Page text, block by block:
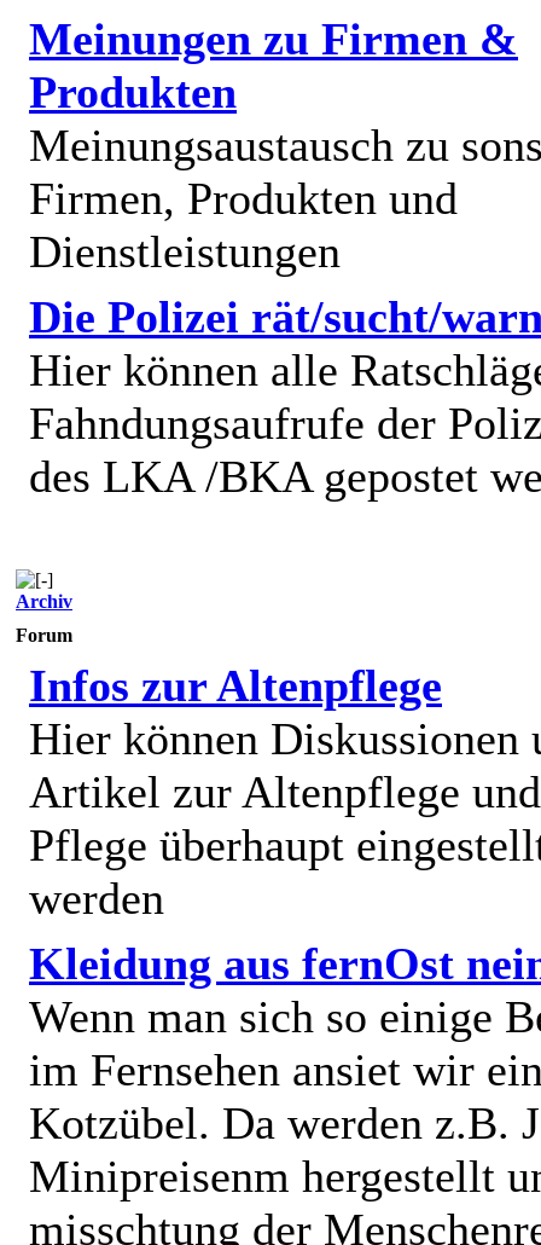
Meinungen zu Firmen &
Produkten
Meinungsaustausch zu
Firmen, Produkten und
Dienstleistungen
Die Polizei rät/sucht/
Hier können alle
Fahndungsaufrufe der
des LKA /BKA gepostet
Archiv
Forum
Infos zur Altenpflege
Hier können Diskussionen
Artikel zur Altenpflege
Pflege überhaupt
werden
Kleidung aus fernOst
Wenn man sich so einige
im Fernsehen ansiet wir
Kotzübel. Da werden z.B.
Minipreisenm hergestellt
misschtung der